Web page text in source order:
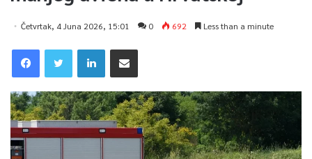
Četvrtak, 4 Juna 2026, 15:01 0 692 Less than a minute